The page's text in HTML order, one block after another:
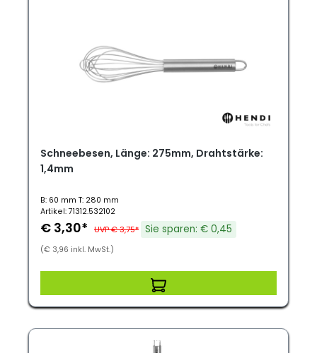
Schneebesen, Länge: 275mm, Drahtstärke:
1,4mm
B: 60 mm T: 280 mm
Artikel: 71312.532102
€ 3,30* UVP € 3,75* Sie sparen: € 0,45
(€ 3,96 inkl. MwSt.)